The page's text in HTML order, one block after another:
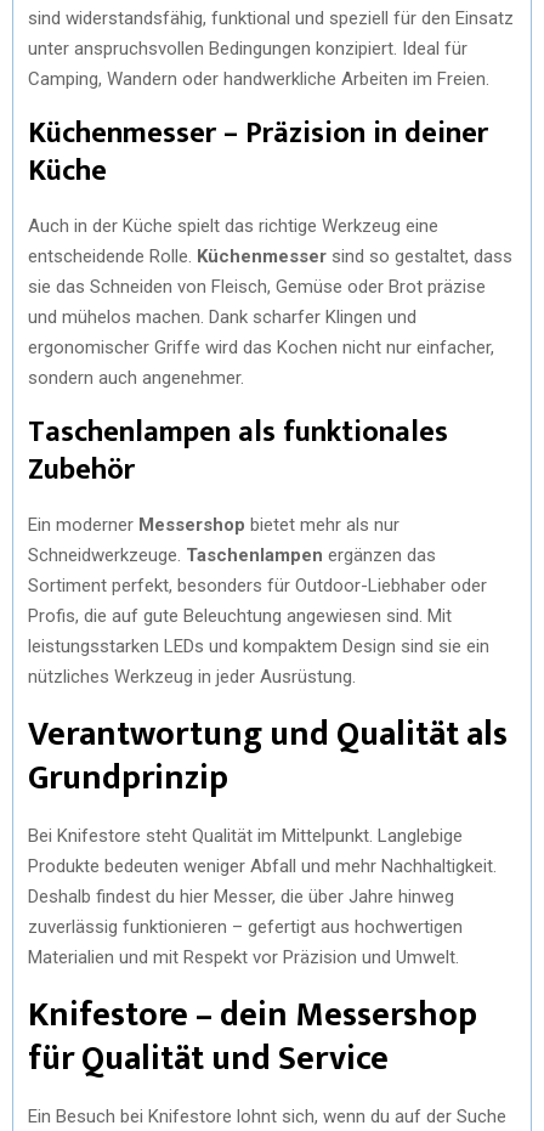
sind widerstandsfähig, funktional und speziell für den Einsatz
unter anspruchsvollen Bedingungen konzipiert. Ideal für
Camping, Wandern oder handwerkliche Arbeiten im Freien.
Küchenmesser – Präzision in deiner
Küche
Auch in der Küche spielt das richtige Werkzeug eine
entscheidende Rolle. Küchenmesser sind so gestaltet, dass
sie das Schneiden von Fleisch, Gemüse oder Brot präzise
und mühelos machen. Dank scharfer Klingen und
ergonomischer Griffe wird das Kochen nicht nur einfacher,
sondern auch angenehmer.
Taschenlampen als funktionales
Zubehör
Ein moderner Messershop bietet mehr als nur
Schneidwerkzeuge. Taschenlampen ergänzen das
Sortiment perfekt, besonders für Outdoor-Liebhaber oder
Profis, die auf gute Beleuchtung angewiesen sind. Mit
leistungsstarken LEDs und kompaktem Design sind sie ein
nützliches Werkzeug in jeder Ausrüstung.
Verantwortung und Qualität als
Grundprinzip
Bei Knifestore steht Qualität im Mittelpunkt. Langlebige
Produkte bedeuten weniger Abfall und mehr Nachhaltigkeit.
Deshalb findest du hier Messer, die über Jahre hinweg
zuverlässig funktionieren – gefertigt aus hochwertigen
Materialien und mit Respekt vor Präzision und Umwelt.
Knifestore – dein Messershop
für Qualität und Service
Ein Besuch bei Knifestore lohnt sich, wenn du auf der Suche